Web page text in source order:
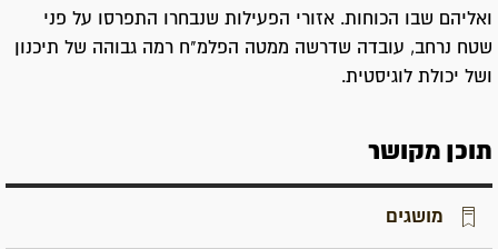
ואליהם שבו הכוחות. אזורי הפעילות שנבחרו התפרסו על פני
שטח נרחב, עובדה שדרשה ממטה הפלמ"ח רמה גבוהה של תיכנון
ושל יכולת לוגיסטית.
תוכן מקושר
מושגים